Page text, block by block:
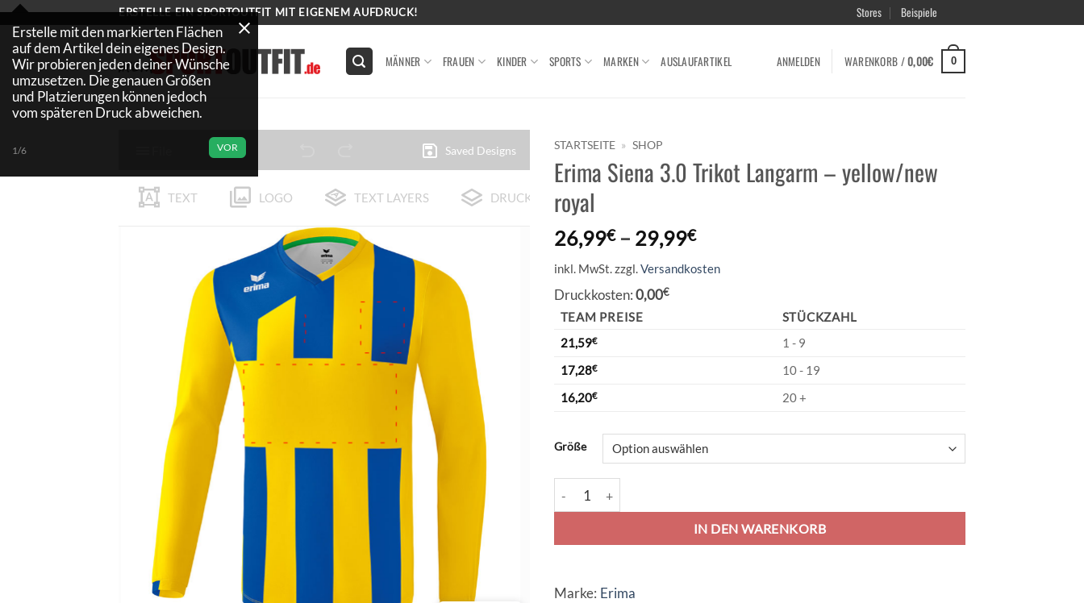
Zum
Inhalt
springen
ERSTELLE EIN SPORTOUTFIT MIT EIGENEM AUFDRUCK! Stores Beispiele
MÄNNER FRAUEN KINDER SPORTS MARKEN AUSLAUFARTIKEL ANMELDEN WARENKORB /0,00€ 0
Saved Designs
TEXT LOGO TEXT LAYERS DRUCK-BEISPIELE
STARTSEITE » SHOP
Erima Siena 3.0 Trikot Langarm – yellow/new
royal
26,99€– 29,99€
inkl. MwSt.zzgl.Versandkosten
Druckkosten:0,00€
TEAM PREISE
STÜCKZAHL
21,59€
1 - 9
17,28€
10 - 19
16,20€ 20 +
Größe
Erima Siena 3.0 Trikot Langarm - yellow/new royal Menge
IN DEN WARENKORB
Alternative:
Marke: Erima
Erstelle mit den markierten Flächen
auf dem Artikel dein eigenes Design.
Wir probieren jeden deiner Wünsche
umzusetzen. Die genauen Größen
und Platzierungen können jedoch
vom späteren Druck abweichen.
VOR
1/6